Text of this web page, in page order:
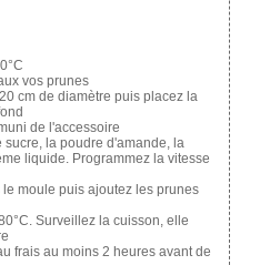
vos prunes
cm de diamètre puis placez la
de l'accessoire
sucre, la poudre d'amande, la
liquide. Programmez la vitesse
moule puis ajoutez les prunes
Surveillez la cuisson, elle
frais au moins 2 heures avant de